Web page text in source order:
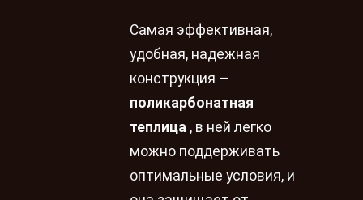
Самая эффективная,
удобная, надежная
конструкция —
поликарбонатная
теплица , в ней легко
можно поддерживать
оптимальные условия, и